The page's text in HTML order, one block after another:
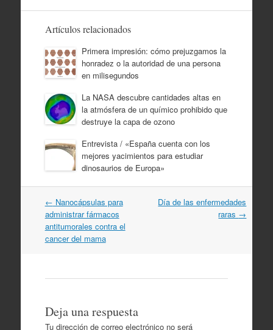
Artículos relacionados
Primera impresión: cómo prejuzgamos la
honradez o la autoridad de una persona
en milisegundos
La NASA descubre cantidades altas en
la atmósfera de un químico prohibido que
destruye la capa de ozono
Entrevista / «España cuenta con los
mejores yacimientos para estudiar
dinosaurios de Europa»
Navegación
por
artículos
← Nanocápsulas para
administrar fármacos
antitumorales contra el
cancer del mama
Día de las enfermedades
raras →
Deja una respuesta
Tu dirección de correo electrónico no será